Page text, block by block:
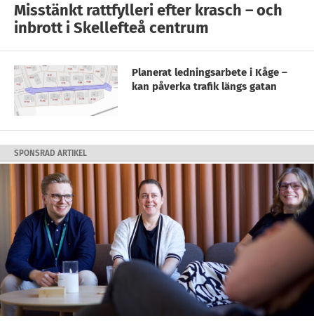
Misstänkt rattfylleri efter krasch – och
inbrott i Skellefteå centrum
Planerat ledningsarbete i Kåge –
kan påverka trafik längs gatan
SPONSRAD ARTIKEL